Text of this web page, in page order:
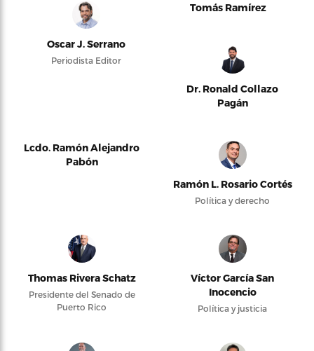
Oscar J. Serrano
Periodista Editor
Tomás Ramírez
Dr. Ronald Collazo
Pagán
Lcdo. Ramón Alejandro
Pabón
Ramón L. Rosario Cortés
Política y derecho
Thomas Rivera Schatz
Presidente del Senado de
Puerto Rico
Víctor García San
Inocencio
Política y justicia